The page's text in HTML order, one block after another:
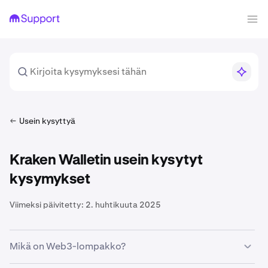
Usein kysyttyä
Kraken Walletin usein kysytyt
kysymykset
Viimeksi päivitetty: 2. huhtikuuta 2025
Mikä on Web3-lompakko?